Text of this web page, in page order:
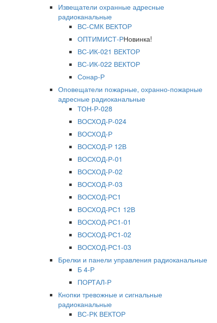
Извещатели охранные адресные
радиоканальные
ВС-СМК ВЕКТОР
ОПТИМИСТ-РНовинка!
ВС-ИК-021 ВЕКТОР
ВС-ИК-022 ВЕКТОР
Сонар-Р
Оповещатели пожарные, охранно-пожарные
адресные радиоканальные
ТОН-Р-028
ВОСХОД-Р-024
ВОСХОД-Р
ВОСХОД-Р 12В
ВОСХОД-Р-01
ВОСХОД-Р-02
ВОСХОД-Р-03
ВОСХОД-РС1
ВОСХОД-РС1 12В
ВОСХОД-РС1-01
ВОСХОД-РС1-02
ВОСХОД-РС1-03
Брелки и панели управления радиоканальные
Б 4-Р
ПОРТАЛ-Р
Кнопки тревожные и сигнальные
радиоканальные
ВС-РК ВЕКТОР